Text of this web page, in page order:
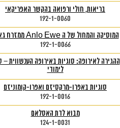
בריאות, חולי ורפואה בהקשר האפריקאי
192-1-0060
המוסיקה והמחול של ה Anlo Ewe ממזרח גאנה
192-1-0066
ההגירה לאירופה: סוגיות באירופה העכשווית –
לימודי
סוגיות באפרו-מרקסיזם ואפרו-קומוניזם
192-1-0016
מבוא לדת האסלאם
124-1-0031